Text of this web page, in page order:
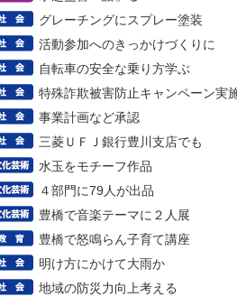
グレーチングにスプレー塗装
活動参加へのきっかけづくりに
自転車の安全な乗り方学ぶ
特殊詐欺被害防止キャンペーン実
事業計画など承認
三菱ＵＦＪ銀行豊川支店でも
水玉をモチーフ作品
４部門に79人が出品
豊橋で音楽テーマに２人展
豊橋で怒鳴らん子育て講座
明け方にかけて大雨か
地域の防災力向上考える